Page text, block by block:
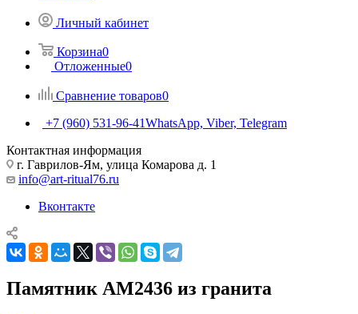
Личный кабинет
Корзина0
Отложенные0
Сравнение товаров0
+7 (960) 531-96-41WhatsApp, Viber, Telegram
Контактная информация
г. Гаврилов-Ям, улица Комарова д. 1
info@art-ritual76.ru
Вконтакте
Памятник AM2436 из гранита